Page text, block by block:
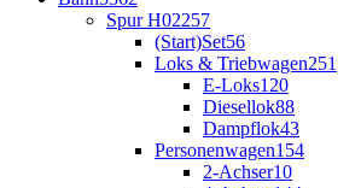
Spur H02257
(Start)Set56
Loks & Triebwagen251
E-Loks120
Diesellok88
Dampflok43
Personenwagen154
2-Achser10